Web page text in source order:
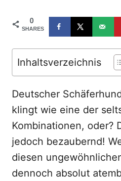
d
n
0
SHARES
Inhaltsverzeichnis
Deutscher
klingt wie eine der
Kombinationen, oder?
jedoch bezaubernd!
diesen
dennoch absolut